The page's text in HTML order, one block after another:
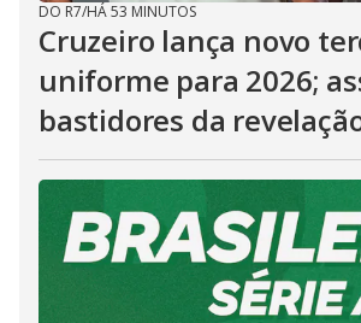
DO R7/HÁ 53 MINUTOS
Cruzeiro lança novo
uniforme para 2026;
bastidores da